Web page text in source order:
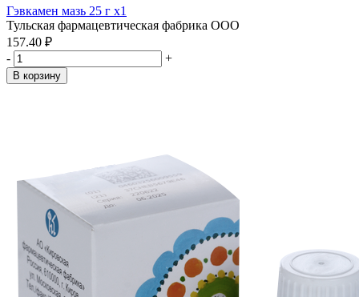
Гэвкамен мазь 25 г x1
Тульская фармацевтическая фабрика ООО
157.40 ₽
-
+
В корзину